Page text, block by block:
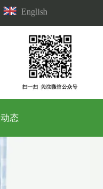
English
态